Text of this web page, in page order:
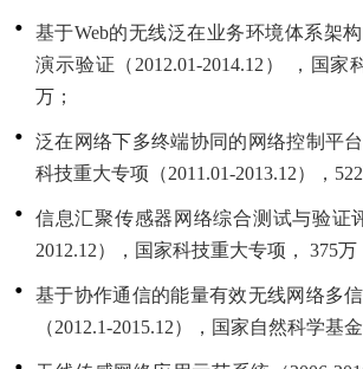
基于Web的无线泛在业务环境体系架
演示验证（2012.01-2014.12） ，国家
万；
泛在网络下多终端协同的网络控制平
科技重大专项（2011.01-2013.12），522
信息汇聚传感器网络综合测试与验证
2012.12），国家科技重大专项， 375万
基于协作通信的能量有效无线网络多
（2012.1-2015.12），国家自然科学基